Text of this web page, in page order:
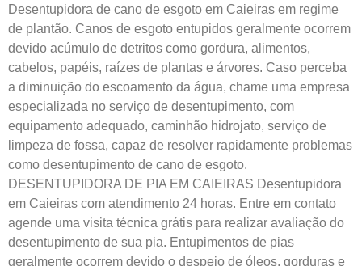
Desentupidora de cano de esgoto em Caieiras em regime
de plantão. Canos de esgoto entupidos geralmente ocorrem
devido acúmulo de detritos como gordura, alimentos,
cabelos, papéis, raízes de plantas e árvores. Caso perceba
a diminuição do escoamento da água, chame uma empresa
especializada no serviço de desentupimento, com
equipamento adequado, caminhão hidrojato, serviço de
limpeza de fossa, capaz de resolver rapidamente problemas
como desentupimento de cano de esgoto.
DESENTUPIDORA DE PIA EM CAIEIRAS Desentupidora
em Caieiras com atendimento 24 horas. Entre em contato
agende uma visita técnica grátis para realizar avaliação do
desentupimento de sua pia. Entupimentos de pias
geralmente ocorrem devido o despejo de óleos, gorduras e